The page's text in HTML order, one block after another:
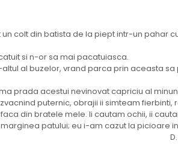
colt din batista de la piept intr-un pahar
si n-or sa mai pacatuiasca.
al buzelor, vrand parca prin aceasta
prada acestui nevinovat capriciu al
puternic, obrajii ii simteam fierbinti,
din bratele mele. Ii cautam ochii, ii
patului; eu i-am cazut la picioare